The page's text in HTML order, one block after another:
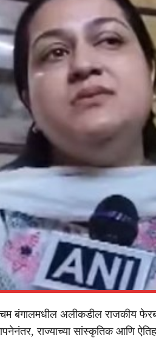
बंगालमधील अलीकडील राजकीय
राज्याच्या सांस्कृतिक आणि